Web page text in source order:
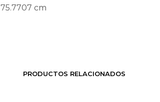
75.7707 cm
PRODUCTOS RELACIONADOS